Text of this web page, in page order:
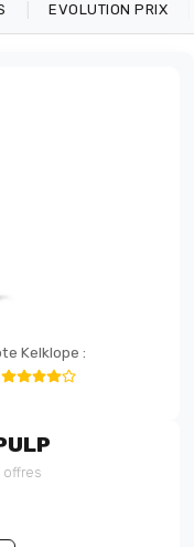
EVOLUTION PRIX
Kelklope :
offres